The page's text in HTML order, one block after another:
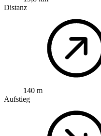
Distanz
140 m
Aufstieg